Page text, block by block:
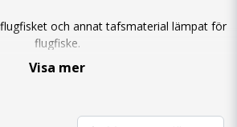
och annat tafsmaterial lämpat för
flugfiske.
Visa mer